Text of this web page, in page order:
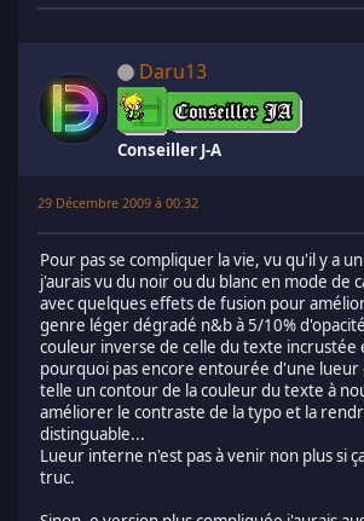
Daru13
Conseiller J-A
29 Décembre 2009 à 00:32
Pour pas se compliquer la vie, vu qu'il y a
j'aurais vu du noir ou du blanc en mode de
avec quelques effets de fusion pour
genre léger dégradé n&b à 5/10%
couleur inverse de celle du texte incrustée
pourquoi pas encore entourée d'une
telle un contour de la couleur du texte à
améliorer le contraste de la typo et la
distinguable...
Lueur interne n'est pas à venir non plus si
truc.